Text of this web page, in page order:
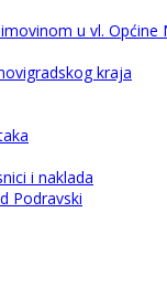
u vl. Općine
kraja
i naklada
Podravski